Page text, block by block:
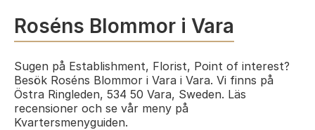
Roséns Blommor i Vara
Sugen på Establishment, Florist, Point of interest?
Besök Roséns Blommor i Vara i Vara. Vi finns på
Östra Ringleden, 534 50 Vara, Sweden. Läs
recensioner och se vår meny på
Kvartersmenyguiden.